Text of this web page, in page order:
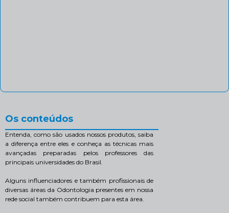
Os conteúdos
Entenda, como são usados nossos produtos, saiba
a diferença entre eles e conheça as técnicas mais
avançadas preparadas pelos professores das
principais universidades do Brasil.
Alguns influenciadores e também profissionais de
diversas áreas da Odontologia presentes em nossa
rede social também contribuem para esta área.